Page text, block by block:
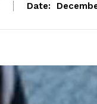
Date: